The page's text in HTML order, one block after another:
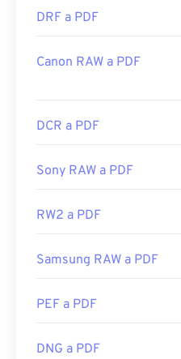
DRF a PDF
Canon RAW a PDF
DCR a PDF
Sony RAW a PDF
RW2 a PDF
Samsung RAW a PDF
PEF a PDF
DNG a PDF